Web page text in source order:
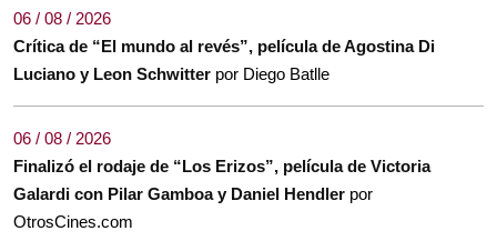
06 / 08 / 2026
Crítica de “El mundo al revés”, película de Agostina Di
Luciano y Leon Schwitter por Diego Batlle
06 / 08 / 2026
Finalizó el rodaje de “Los Erizos”, película de Victoria
Galardi con Pilar Gamboa y Daniel Hendler por
OtrosCines.com